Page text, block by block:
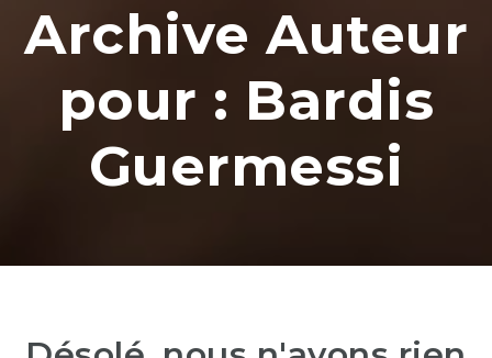
Archive Auteur
pour : Bardis
Guermessi